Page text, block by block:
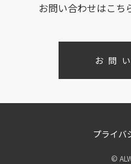
お問い合わせはこち
お問
プライバ
©